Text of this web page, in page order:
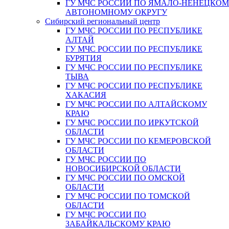
ГУ МЧС РОССИИ ПО ЯМАЛО-
АВТОНОМНОМУ ОКРУГУ
Сибирский региональный центр
ГУ МЧС РОССИИ ПО РЕСПУБЛИКЕ
АЛТАЙ
ГУ МЧС РОССИИ ПО РЕСПУБЛИКЕ
БУРЯТИЯ
ГУ МЧС РОССИИ ПО РЕСПУБЛИКЕ
ТЫВА
ГУ МЧС РОССИИ ПО РЕСПУБЛИКЕ
ХАКАСИЯ
ГУ МЧС РОССИИ ПО АЛТАЙСКОМУ
КРАЮ
ГУ МЧС РОССИИ ПО ИРКУТСКОЙ
ОБЛАСТИ
ГУ МЧС РОССИИ ПО КЕМЕРОВСКОЙ
ОБЛАСТИ
ГУ МЧС РОССИИ ПО
НОВОСИБИРСКОЙ ОБЛАСТИ
ГУ МЧС РОССИИ ПО ОМСКОЙ
ОБЛАСТИ
ГУ МЧС РОССИИ ПО ТОМСКОЙ
ОБЛАСТИ
ГУ МЧС РОССИИ ПО
ЗАБАЙКАЛЬСКОМУ КРАЮ